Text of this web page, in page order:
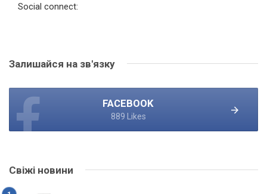
Social connect:
Залишайся на зв'язку
FACEBOOK
889 Likes
Свіжі новини